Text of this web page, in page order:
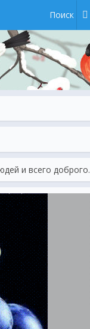
и всего доброго.